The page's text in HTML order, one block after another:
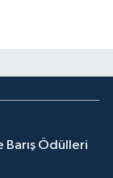
Barış Ödülleri